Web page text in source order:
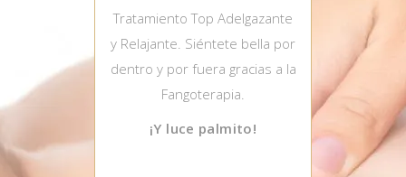
Tratamiento Top Adelgazante
y Relajante. Siéntete bella por
dentro y por fuera gracias a la
Fangoterapia.
¡Y luce palmito!